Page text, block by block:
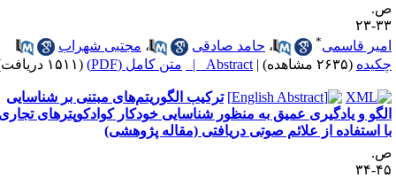
۲۳
قاسمی
،حامد صادقی ،مجتبی شهراب
(۲۶۳۵ مشاهده) |
Abstract | متن کامل (PDF) (۱۵۱۱ دریافت)
ترکیب الگوریتم‌های مبتنی بر شناسایی
و یادگیری عمیق به منظور شناسایی خودکار کوادکوپترهای تجاری
استفاده از علائم صوتی دریافتی (مقاله پژوهشی)
۳۴